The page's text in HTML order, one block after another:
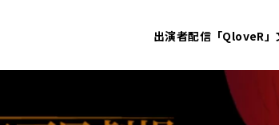
出演者配信「QloveR」